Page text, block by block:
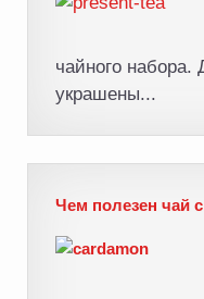
чайного набора.
украшены...
Чем полезен чай